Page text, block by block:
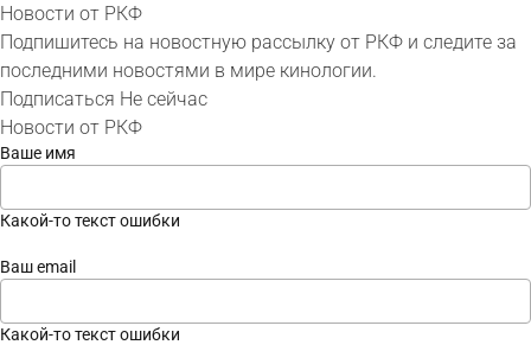
Новости от РКФ
Подпишитесь на новостную рассылку от РКФ и следите за
последними новостями в мире кинологии.
Подписаться Не сейчас
Новости от РКФ
Ваше имя
Какой-то текст ошибки
Ваш email
Какой-то текст ошибки